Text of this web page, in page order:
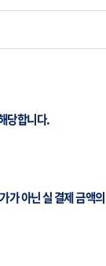
당합니다.
가아닌실결제금액의